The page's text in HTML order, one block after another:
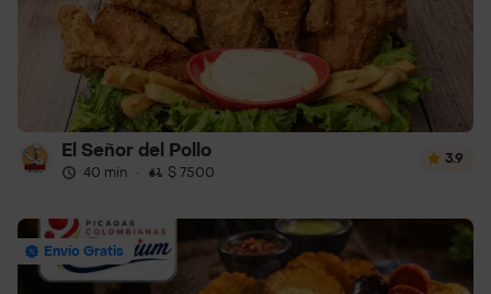
El Señor del Pollo
40 min · $ 7500
3.9
Envío Gratis